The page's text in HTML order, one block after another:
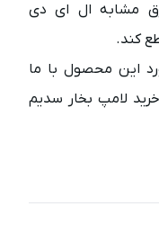
مشابه ال ای دی
کند.
این محصول با ما
لامپ بخار سدیم